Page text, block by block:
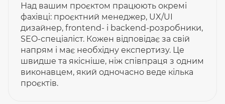
Над вашим проєктом працюють окремі
фахівці: проєктний менеджер, UX/UI
дизайнер, frontend- і backend-розробники,
SEO-спеціаліст. Кожен відповідає за свій
напрям і має необхідну експертизу. Це
швидше та якісніше, ніж співпраця з одним
виконавцем, який одночасно веде кілька
проєктів.